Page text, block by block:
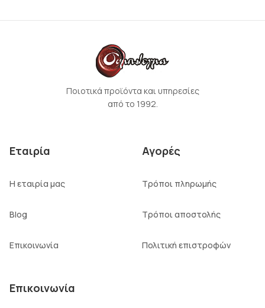
Ποιοτικά προϊόντα και υπηρεσίες
από το 1992.
Εταιρία
Η εταιρία μας
Blog
Επικοινωνία
Αγορές
Τρόποι πληρωμής
Τρόποι αποστολής
Πολιτική επιστροφών
Επικοινωνία